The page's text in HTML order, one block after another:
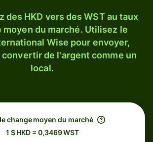
des HKD vers des WST au taux
moyen du marché. Utilisez le
Wise pour envoyer,
de l'argent comme un
local.
change moyen du marché
1 $ HKD = 0,3469 WST